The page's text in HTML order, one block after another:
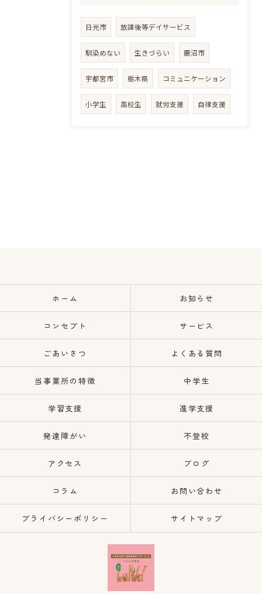
日光市 放課後等デイサービス
馴染めない 生きづらい 鹿沼市
宇都宮市 栃木県 コミュニケーション
小学生 高校生 就労支援 自律支援
ホーム お知らせ
コンセプト サービス
ごあいさつ よくある質問
当事業所の特徴 中学生
学習支援 進学支援
発達障がい 不登校
アクセス ブログ
コラム お問い合わせ
プライバシーポリシー サイトマップ